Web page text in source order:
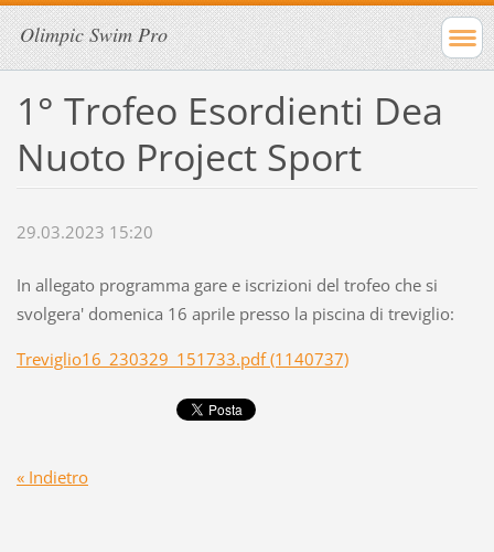
Olimpic Swim Pro
1° Trofeo Esordienti Dea
Nuoto Project Sport
29.03.2023 15:20
In allegato programma gare e iscrizioni del trofeo che si
svolgera' domenica 16 aprile presso la piscina di treviglio:
Treviglio16_230329_151733.pdf (1140737)
« Indietro